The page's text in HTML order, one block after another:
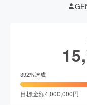
392%達成
目標金額4,000,000円